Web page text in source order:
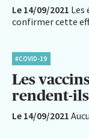
Le 14/09/2021 Les
confirmer cette
#COVID-19
Les
rendent-
Le 14/09/2021